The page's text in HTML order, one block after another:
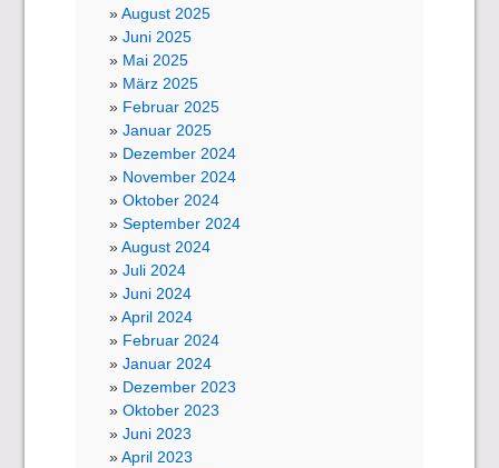
August 2025
Juni 2025
Mai 2025
März 2025
Februar 2025
Januar 2025
Dezember 2024
November 2024
Oktober 2024
September 2024
August 2024
Juli 2024
Juni 2024
April 2024
Februar 2024
Januar 2024
Dezember 2023
Oktober 2023
Juni 2023
April 2023